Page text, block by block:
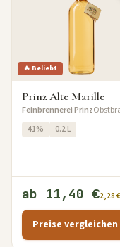
🔥 Beliebt
Prinz Alte Marille
Feinbrennerei Prinz
41% 0.2 L
ab 11,40 €2,28
Preise